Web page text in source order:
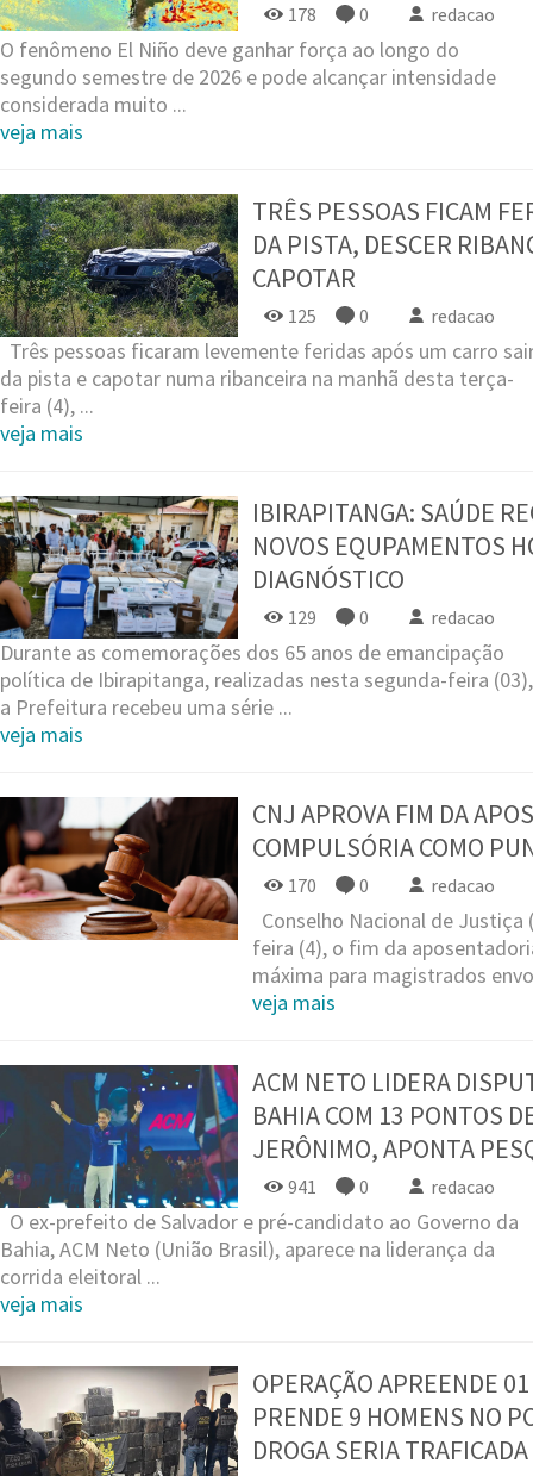
178 0 redacao
O fenômeno El Niño deve ganhar força ao longo do
segundo semestre de 2026 e pode alcançar intensidade
considerada muito ...
veja mais
TRÊS PESSOAS FICAM
DA PISTA, DESCER
CAPOTAR
125 0 redacao
Três pessoas ficaram levemente feridas após um carro
da pista e capotar numa ribanceira na manhã desta terça-
feira (4), ...
veja mais
IBIRAPITANGA: SAÚDE
NOVOS EQUPAMENTOS
DIAGNÓSTICO
129 0 redacao
Durante as comemorações dos 65 anos de emancipação
política de Ibirapitanga, realizadas nesta segunda-feira (03),
a Prefeitura recebeu uma série ...
veja mais
CNJ APROVA FIM DA
COMPULSÓRIA COMO
170 0 redacao
Conselho Nacional de
feira (4), o fim da
máxima para magistrados
veja mais
ACM NETO LIDERA
BAHIA COM 13 PONTOS
JERÔNIMO, APONTA
941 0 redacao
O ex-prefeito de Salvador e pré-candidato ao Governo da
Bahia, ACM Neto (União Brasil), aparece na liderança da
corrida eleitoral ...
veja mais
OPERAÇÃO APREENDE
PRENDE 9 HOMENS NO
DROGA SERIA